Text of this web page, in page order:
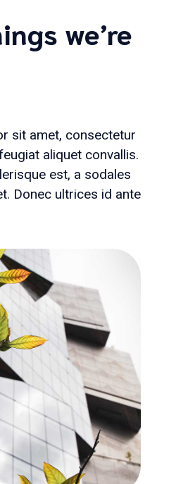
we’re
sit amet, consectetur
aliquet convallis.
est, a sodales
Donec ultrices id ante